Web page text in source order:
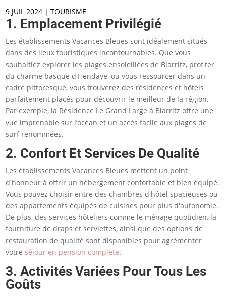
9 JUIL 2024 |TOURISME
1. Emplacement Privilégié
Les établissements Vacances Bleues sont idéalement situés
dans des lieux touristiques incontournables. Que vous
souhaitiez explorer les plages ensoleillées de Biarritz, profiter
du charme basque d'Hendaye, ou vous ressourcer dans un
cadre pittoresque, vous trouverez des résidences et hôtels
parfaitement placés pour découvrir le meilleur de la région.
Par exemple, la Résidence Le Grand Large à Biarritz offre une
vue imprenable sur l’océan et un accès facile aux plages de
surf renommées​.
2. Confort Et Services De Qualité
Les établissements Vacances Bleues mettent un point
d'honneur à offrir un hébergement confortable et bien équipé.
Vous pouvez choisir entre des chambres d'hôtel spacieuses ou
des appartements équipés de cuisines pour plus d'autonomie.
De plus, des services hôteliers comme le ménage quotidien, la
fourniture de draps et serviettes, ainsi que des options de
restauration de qualité sont disponibles pour agrémenter
votre séjour en pension complète.
3. Activités Variées Pour Tous Les
Goûts